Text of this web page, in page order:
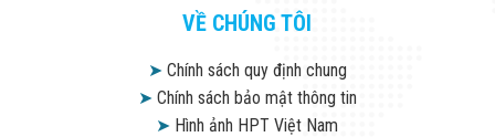
VỀ CHÚNG TÔI
➤Chính sách quy định chung
➤Chính sách bảo mật thông tin
➤ Hình ảnh HPT Việt Nam